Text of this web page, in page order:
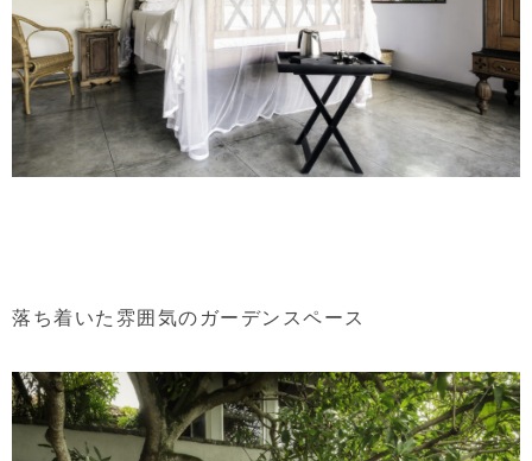
落ち着いた雰囲気のガーデンスペース